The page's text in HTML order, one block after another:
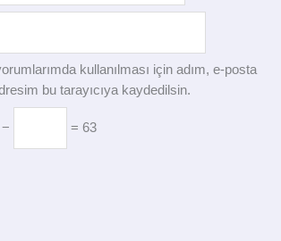
kullanılması için adım, e-posta
bu tarayıcıya kaydedilsin.
= 63